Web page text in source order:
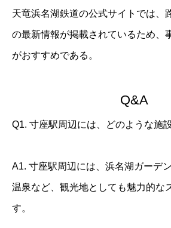
天竜浜名湖鉄道の公式サイトでは、
の最新情報が掲載されているため、
がおすすめである。
Q&A
Q1. 寸座駅周辺には、どのような施
A1. 寸座駅周辺には、浜名湖ガーデ
温泉など、観光地としても魅力的な
す。